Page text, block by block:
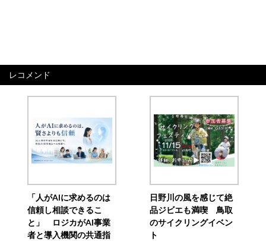
レコメンド
「人がAIに求めるのは
信頼し相談できるこ
と」 ロジカがAI事業
者と導入機関の共通指
日野川の風を感じて絶
品ジビエも満喫 鳥取
のサイクリングイベン
ト